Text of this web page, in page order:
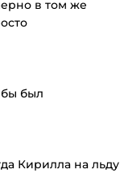
в том же
бы был
Кирилла на льду